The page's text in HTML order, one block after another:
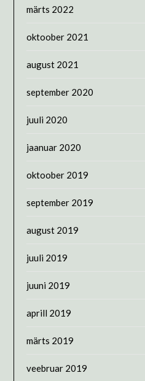
märts 2022
oktoober 2021
august 2021
september 2020
juuli 2020
jaanuar 2020
oktoober 2019
september 2019
august 2019
juuli 2019
juuni 2019
aprill 2019
märts 2019
veebruar 2019